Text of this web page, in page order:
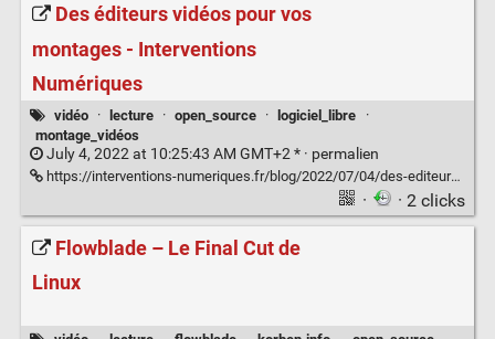
Des éditeurs vidéos pour vos
montages - Interventions
Numériques
vidéo · lecture · open_source · logiciel_libre
·
montage_vidéos
July 4, 2022 at 10:25:43 AM GMT+2 * · permalien
https://interventions-numeriques.fr/blog/2022/07/04/des-editeurs-videos-pour-vos-montages/
· · 2 clicks
Flowblade – Le Final Cut de
Linux